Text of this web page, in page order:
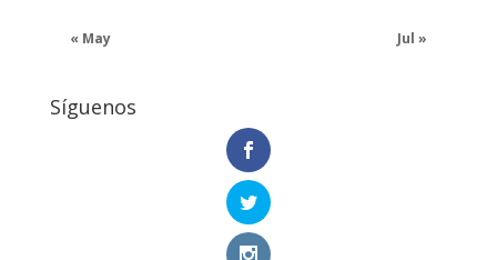
« May Jul »
Síguenos